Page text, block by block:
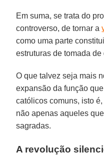
Em suma, se trata do
controverso, de tornar a
como uma parte
estruturas de tomada de
O que talvez seja mais
expansão da função
católicos comuns, isto
não apenas aqueles
sagradas.
A revolução